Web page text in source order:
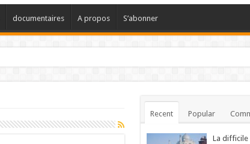
documentaires A propos S’abonner
Recent Popular
La difficile